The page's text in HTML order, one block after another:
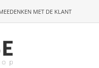
MET DE KLANT